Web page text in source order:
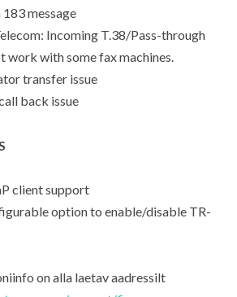
message
Incoming T.38/Pass-through
work with some fax machines.
transfer issue
back issue
client support
option to enable/disable TR-
on alla laetav aadressilt